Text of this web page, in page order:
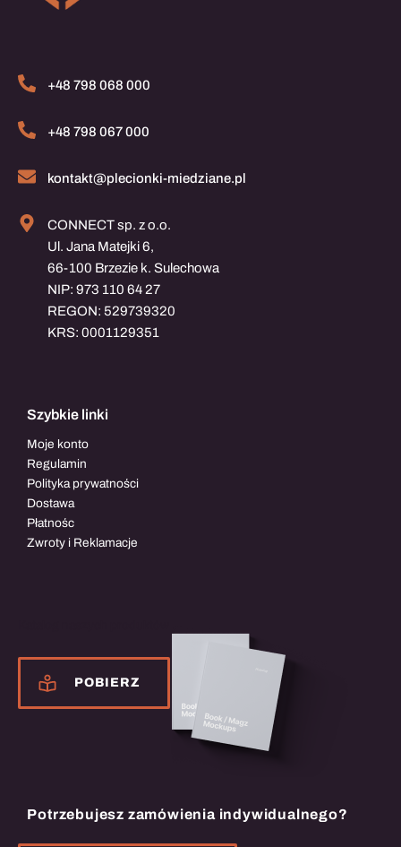
+48 798 068 000
+48 798 067 000
kontakt@plecionki-miedziane.pl
CONNECT sp. z o.o.
Ul. Jana Matejki 6,
66-100 Brzezie k. Sulechowa
NIP: 973 110 64 27
REGON: 529739320
KRS: 0001129351
Szybkie linki
Moje konto
Regulamin
Polityka prywatności
Dostawa
Płatnośc
Zwroty i Reklamacje
POBIERZ
Potrzebujesz zamówienia indywidualnego?